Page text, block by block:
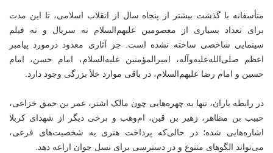
متأسفانه با گذشت بیشتر از پنجاه سال از انقلاب اسلامی، تا این مدت
برای تعداد بسیاری از معصومین علیهم‌السلام نه سریال و نه فیلم
سینمایی شاخصی ساخته نشده است. جز آثاری معدود درمورد پیامبر
اعظم صلی‌الله‌علیه‌وآله، امیرالمؤمنین علیه‌السلام، امام حسن، امام
حسین و امام رضا علیهم‌السلام، در باقی موارد خلأ بزرگی وجود دارد.
در رابطه یاران، تنها به چهره‌هایی چون مالک اشتر، عمر بن حمق خزاعی،
حبیب بن مظاهر، زهیر بن قین، ام‌وهب و برخی دیگر از شهدای کربلا
اشاره‌هایی شده؛ در حالی‌که پرداخت هنری به شخصیت‌های فرعی،
می‌تواند الگوهای متنوع و در دسترسی برای نسل جوان اراعه دهد.